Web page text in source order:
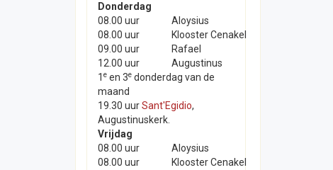
Donderdag
08.00 uur
Aloysius
08.00 uur
Klooster Cenakel
09.00 uur
Rafael
12.00 uur
Augustinus
1 een 3edonderdag van de
maand
19.30 uurSant'Egidio,
Augustinuskerk.
Vrijdag
08.00 uur
Aloysius
08.00 uur
Klooster Cenakel